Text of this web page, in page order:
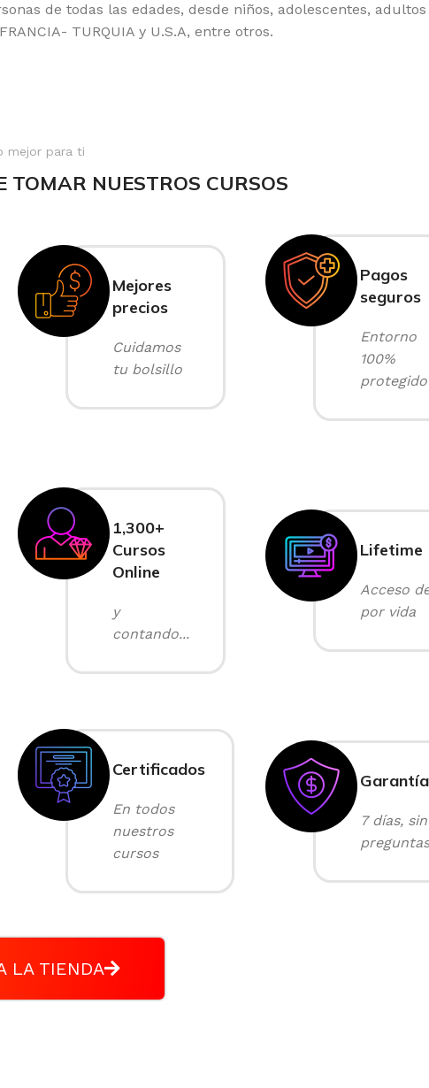
de todas las edades, desde niños, adolescentes,
TURQUIA y U.S.A, entre otros.
mejor para ti
TOMAR NUESTROS CURSOS
Mejores
precios
Cuidamos
tu bolsillo
Pagos
seguros
Entorno
100%
protegido
1,300+
Cursos
Online
y
contando...
Lifetime
Acceso
por vida
Certificados
En todos
nuestros
cursos
Garantía
7 días, sin
preguntas
LA TIENDA